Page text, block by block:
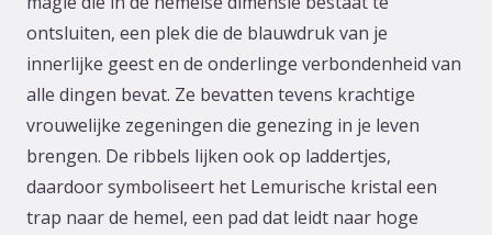
ontsluiten, een plek die de blauwdruk van je
innerlijke geest en de onderlinge verbondenheid van
alle dingen bevat. Ze bevatten tevens krachtige
vrouwelijke zegeningen die genezing in je leven
brengen. De ribbels lijken ook op laddertjes,
daardoor symboliseert het Lemurische kristal een
trap naar de hemel, een pad dat leidt naar hoge